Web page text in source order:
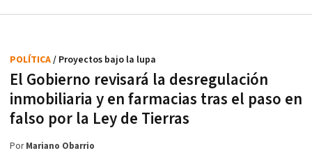
El Gobierno revisará la desregulación
inmobiliaria y en farmacias tras el paso en
falso por la Ley de Tierras
POLÍTICA/ Proyectos bajo la lupa
PorMariano Obarrio